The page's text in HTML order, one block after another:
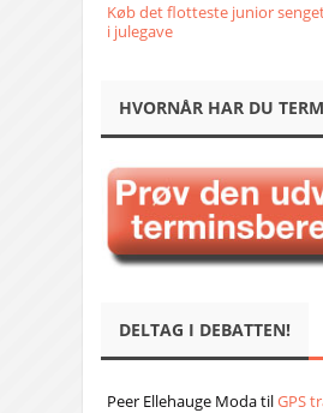
Køb det flotteste junior
i julegave
HVORNÅR HAR DU
DELTAG I DEBATTEN!
Peer Ellehauge ModatilGPS